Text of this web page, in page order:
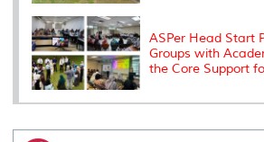
ASPer Head Start
Groups with
the Core Support